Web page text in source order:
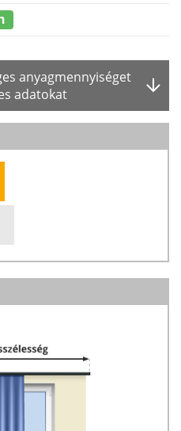
anyagmennyiséget
adatokat